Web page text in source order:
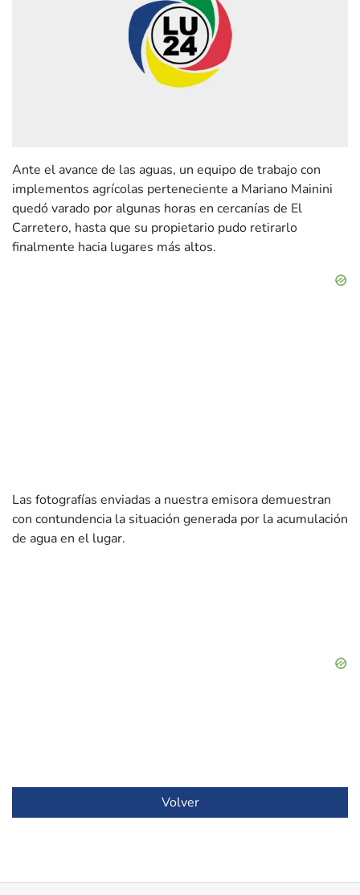
Ante el avance de las aguas, un equipo de trabajo con
implementos agrícolas perteneciente a Mariano Mainini
quedó varado por algunas horas en cercanías de El
Carretero, hasta que su propietario pudo retirarlo
finalmente hacia lugares más altos.
Las fotografías enviadas a nuestra emisora demuestran
con contundencia la situación generada por la acumulación
de agua en el lugar.
Volver